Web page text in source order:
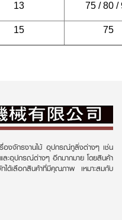
13 75 / 80 /
15 75
องจักรงานไม้ อุปกรณ์ทูลิ่งต่างๆ เช่น
ะอุปกรณ์ต่างๆ อีกมากมาย โดยสินค้า
ได้เลือกสินค้าที่มีคุณภาพ เหมาะสมกับ